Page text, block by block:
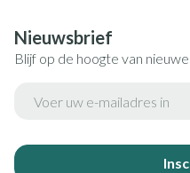
Nieuwsbrief
Blijf op de hoogte van